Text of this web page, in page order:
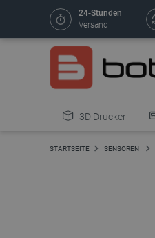
24-Stunden
Versand
3D Drucker
STARTSEITE SENSOREN